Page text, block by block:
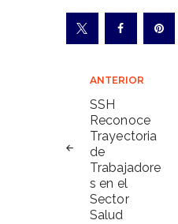
Navegación
de
entradas
ANTERIOR
SSH
Reconoce
Trayectoria
de
Trabajadore
s en el
Sector
Salud